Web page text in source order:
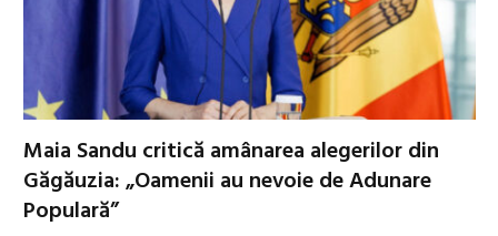
Maia Sandu critică amânarea alegerilor din
Găgăuzia: „Oamenii au nevoie de Adunare
Populară”